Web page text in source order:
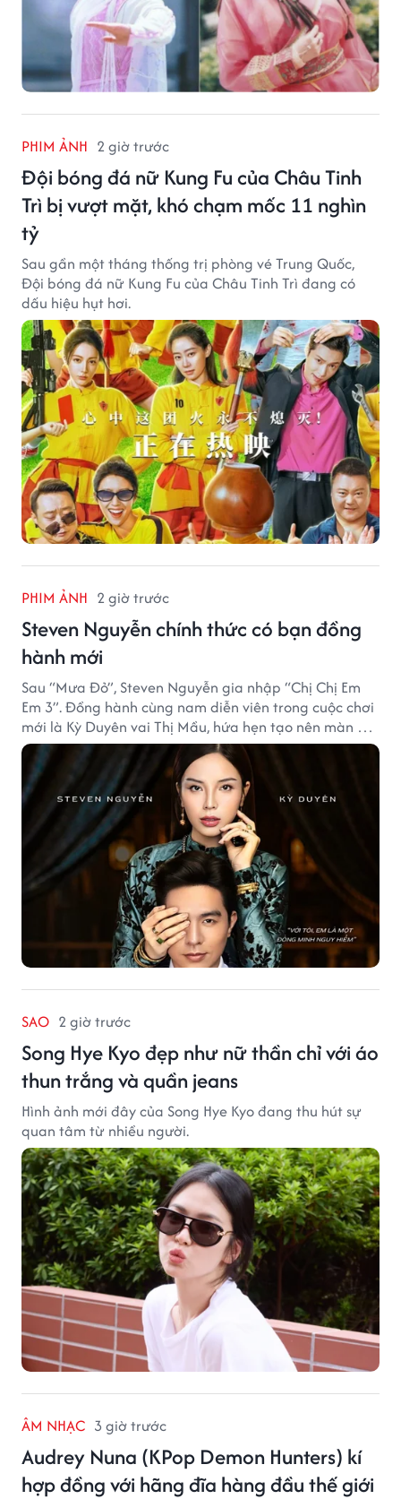
PHIM ẢNH 2 giờ trước
Đội bóng đá nữ Kung Fu của Châu Tinh
Trì bị vượt mặt, khó chạm mốc 11 nghìn
tỷ
Sau gần một tháng thống trị phòng vé Trung Quốc,
Đội bóng đá nữ Kung Fu của Châu Tinh Trì đang có
dấu hiệu hụt hơi.
PHIM ẢNH 2 giờ trước
Steven Nguyễn chính thức có bạn đồng
hành mới
Sau “Mưa Đỏ”, Steven Nguyễn gia nhập “Chị Chị Em
Em 3”. Đồng hành cùng nam diễn viên trong cuộc chơi
mới là Kỳ Duyên vai Thị Mầu, hứa hẹn tạo nên màn kết
hợp nhiều bất ngờ.
SAO 2 giờ trước
Song Hye Kyo đẹp như nữ thần chỉ với áo
thun trắng và quần jeans
Hình ảnh mới đây của Song Hye Kyo đang thu hút sự
quan tâm từ nhiều người.
ÂM NHẠC 3 giờ trước
Audrey Nuna (KPop Demon Hunters) kí
hợp đồng với hãng đĩa hàng đầu thế giới